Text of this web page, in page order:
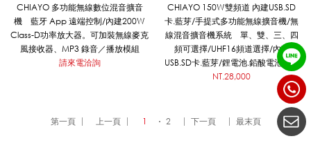
系
CHIAYO 多功能無線數位混音擴音
機 藍牙 App 遠端控制/內建200W
Class-D功率放大器。可加裝無線麥克
風接收器、MP3 錄音／播放模組
請來電洽詢
CHIAYO 150W雙頻道 內建USB.SD
卡.藍芽/手提式多功能無線擴音機/無
線混音擴音機系統 單、雙、三、四
頻可選擇/UHF16頻道選擇/內建
USB.SD卡.藍芽/鋰電池.鉛酸電池選擇
NT.28,000
第一頁 上一頁 1 2 下一頁 最末頁